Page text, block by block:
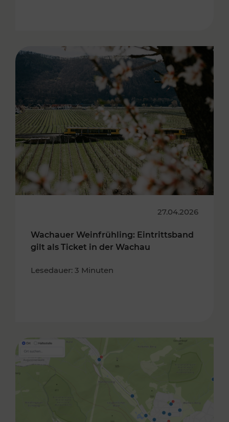
27.04.2026
Wachauer Weinfrühling: Eintrittsband
gilt als Ticket in der Wachau
Lesedauer: 3 Minuten